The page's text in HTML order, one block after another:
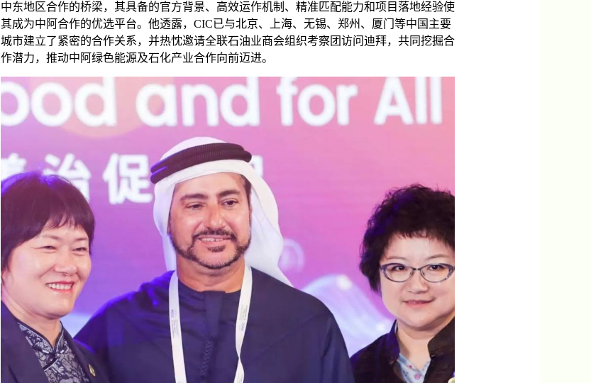
中东地区合作的桥梁，其具备的官方背景、高效运作机制、精准匹配能力和项目落地经验使
其成为中阿合作的优选平台。他透露，CIC已与北京、上海、无锡、郑州、厦门等中国主要
城市建立了紧密的合作关系，并热忱邀请全联石油业商会组织考察团访问迪拜，共同挖掘合
作潜力，推动中阿绿色能源及石化产业合作向前迈进。